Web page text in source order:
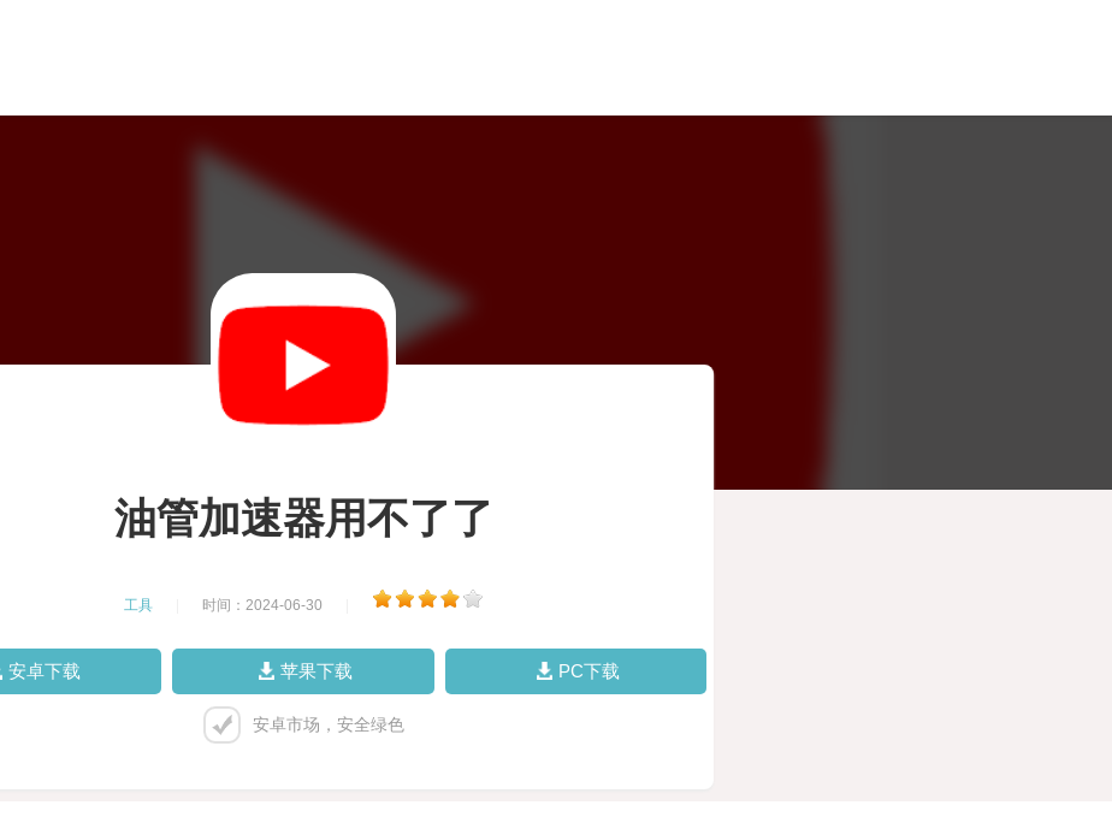
油管加速器用不了了
工具 时间：2024-06-30
安卓下载 苹果下载 PC下载
安卓市场，安全绿色